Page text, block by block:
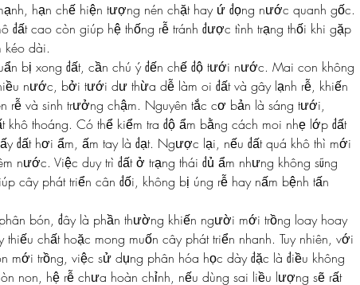
hạn chế hiện tượng nén chặt hay ứ đọng nước quanh gốc.
đất cao còn giúp hệ thống rễ tránh được tình trạng thối khi gặp
kéo dài.
bị xong đất, cần chú ý đến chế độ tưới nước. Mai con không
nước, bởi tưới dư thừa dễ làm oi đất và gây lạnh rễ, khiến
rễ và sinh trưởng chậm. Nguyên tắc cơ bản là sáng tưới,
khô thoáng. Có thể kiểm tra độ ẩm bằng cách moi nhẹ lớp đất
đất hơi ẩm, ấm tay là đạt. Ngược lại, nếu đất quá khô thì mới
nước. Việc duy trì đất ở trạng thái đủ ẩm nhưng không sũng
cây phát triển cân đối, không bị úng rễ hay nấm bệnh tấn
bón, đây là phần thường khiến người mới trồng loay hoay
thiếu chất hoặc mong muốn cây phát triển nhanh. Tuy nhiên, với
mới trồng, việc sử dụng phân hóa học dày đặc là điều không
non, hệ rễ chưa hoàn chỉnh, nếu dùng sai liều lượng sẽ rất